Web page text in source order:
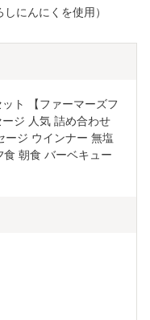
にんにくを使用）
ト 【ファーマーズフ
ジ 人気 詰め合わせ
ージ ウインナー 無塩
朝食 バーベキュー